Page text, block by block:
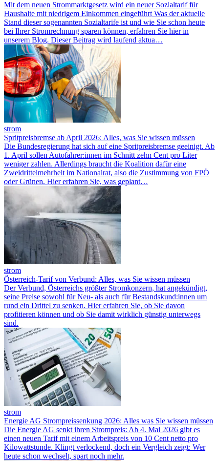
Mit dem neuen Strommarktgesetz wird ein neuer Sozialtarif für
Haushalte mit niedrigem Einkommen eingeführt Was der aktuelle
Stand dieser sogenannten Sozialtarife ist und wie Sie schon heute
bei Ihrer Stromrechnung sparen können, erfahren Sie hier in
unserem Blog. Dieser Beitrag wird laufend aktua…
strom
Spritpreisbremse ab April 2026: Alles, was Sie wissen müssen
Die Bundesregierung hat sich auf eine Spritpreisbremse geeinigt. Ab
1. April sollen Autofahrer:innen im Schnitt zehn Cent pro Liter
weniger zahlen. Allerdings braucht die Koalition dafür eine
Zweidrittelmehrheit im Nationalrat, also die Zustimmung von FPÖ
oder Grünen. Hier erfahren Sie, was geplant…
strom
Österreich-Tarif von Verbund: Alles, was Sie wissen müssen
Der Verbund, Österreichs größter Stromkonzern, hat angekündigt,
seine Preise sowohl für Neu- als auch für Bestandskund:innen um
rund ein Drittel zu senken. Hier erfahren Sie, ob Sie davon
profitieren können und ob Sie damit wirklich günstig unterwegs
sind.
strom
Energie AG Strompreissenkung 2026: Alles was Sie wissen müssen
Die Energie AG senkt ihren Strompreis: Ab 4. Mai 2026 gibt es
einen neuen Tarif mit einem Arbeitspreis von 10 Cent netto pro
Kilowattstunde. Klingt verlockend, doch ein Vergleich zeigt: Wer
heute schon wechselt, spart noch mehr.